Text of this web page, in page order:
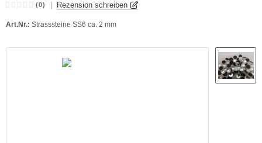
(0) Rezension schreiben
Art.Nr.: Strasssteine SS6 ca. 2 mm